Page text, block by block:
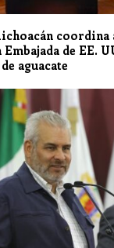
coordina
de EE.
aguacate